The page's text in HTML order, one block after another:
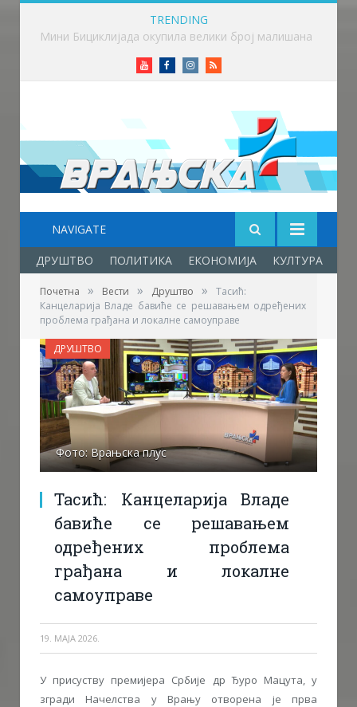
TRENDING
Фестивал фолклора у Врањској Бањи – празник младости, културе, традиције и пријатељства
YoutubeFacebookInstagram
RSS
NAVIGATE
ДРУШТВО ПОЛИТИКА ЕКОНОМИЈА КУЛТУРА
Почетна » Вести » Друштво »
Тасић:
Канцеларија Владе бавиће се решавањем одређених
проблема грађана и локалне самоуправе
Фото: Врањска плус
Тасић: Канцеларија Владе
бавиће се решавањем
одређених проблема
грађана и локалне
самоуправе
19. МАЈА 2026.
ДРУШТВО
У присуству премијера Србије др Ђуро Мацута, у
згради Начелства у Врању отворена је прва